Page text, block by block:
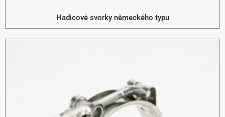
Hadicové svorky německého typu